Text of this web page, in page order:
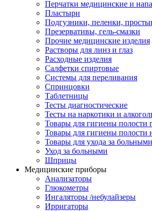
Перчатки медицинские и
Пластыри
Подгузники, пеленки,
Презервативы, гель-смазки
Прочие медицинские изделия
Растворы для линз и глаз
Расходные изделия
Салфетки спиртовые
Системы для переливания
Спринцовки
Таблетницы
Тесты диагностические
Тесты на наркотики и
Товары для гигиены полости
Товары для гигиены полости
Товары для ухода за больными
Уход за больными
Шприцы
Медицинские приборы
Анализаторы
Глюкометры
Ингаляторы /небулайзеры
Ирригаторы